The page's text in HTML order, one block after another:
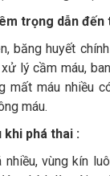
trọng dẫn đến
băng huyết
lý cầm máu,
mất máu nhiều
máu.
khi phá thai :
nhiều, vùng kín